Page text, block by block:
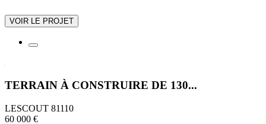
VOIR LE PROJET
TERRAIN À CONSTRUIRE DE 130...
LESCOUT 81110
60 000 €